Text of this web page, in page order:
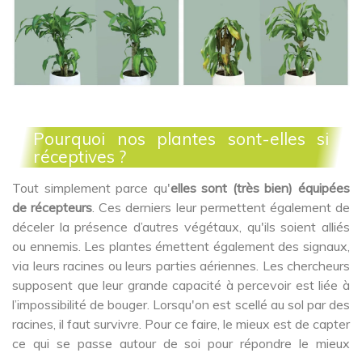
Pourquoi nos plantes sont-elles si
réceptives ?
Tout simplement parce qu'elles sont (très bien) équipées
de récepteurs . Ces derniers leur permettent également de
déceler la présence d’autres végétaux, qu'ils soient alliés
ou ennemis. Les plantes émettent également des signaux,
via leurs racines ou leurs parties aériennes. Les chercheurs
supposent que leur grande capacité à percevoir est liée à
l’impossibilité de bouger. Lorsqu'on est scellé au sol par des
racines, il faut survivre. Pour ce faire, le mieux est de capter
ce qui se passe autour de soi pour répondre le mieux